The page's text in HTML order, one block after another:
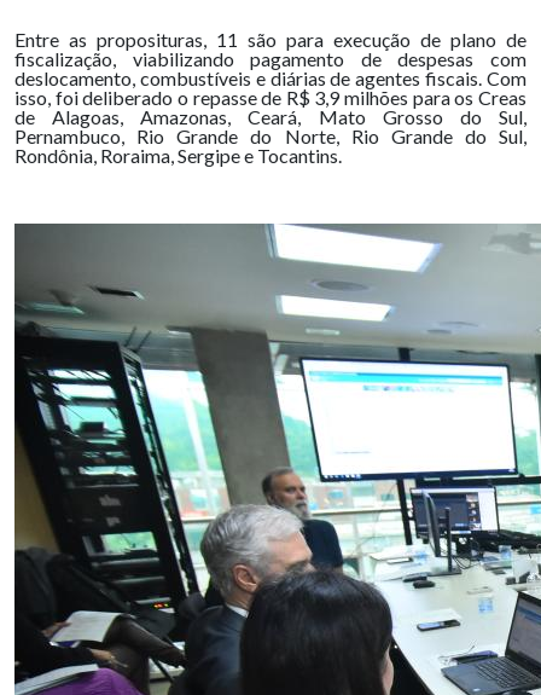
Entre as proposituras, 11 são para execução de plano de
fiscalização, viabilizando pagamento de despesas com
deslocamento, combustíveis e diárias de agentes fiscais. Com
isso, foi deliberado o repasse de R$ 3,9 milhões para os Creas
de Alagoas, Amazonas, Ceará, Mato Grosso do Sul,
Pernambuco, Rio Grande do Norte, Rio Grande do Sul,
Rondônia, Roraima, Sergipe e Tocantins.